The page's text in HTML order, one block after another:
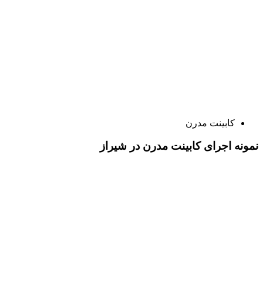
کابینت مدرن
نمونه اجرای کابینت مدرن در شیراز